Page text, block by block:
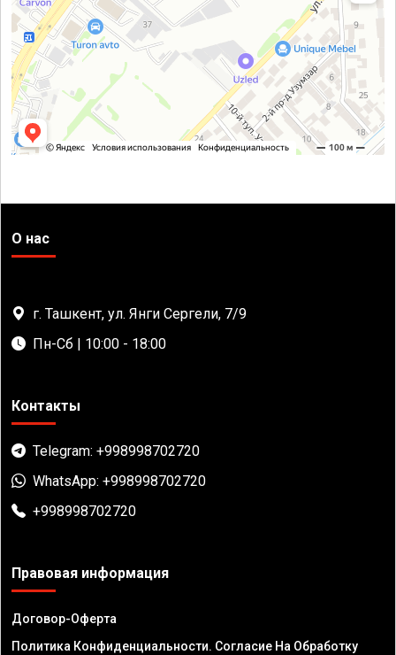
О нас
г. Ташкент, ул. Янги Сергели, 7/9
Пн-Сб | 10:00 - 18:00
Контакты
Telegram: +998998702720
WhatsApp: +998998702720
+998998702720
Правовая информация
Договор-Оферта
Политика Конфиденциальности. Согласие На Обработку